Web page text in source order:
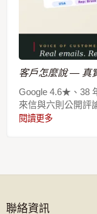
客戶怎麼說 — 真
Google 4.6★、38
來信與六則公開評
閱讀更多
聯絡資訊